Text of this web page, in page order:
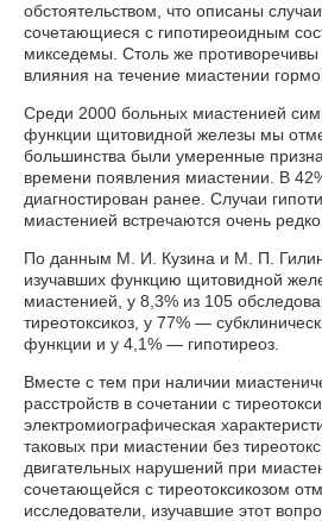
обстоятельством, что описаны
сочетающиеся с гипотиреоидным
микседемы. Столь же
влияния на течение миастении
Среди 2000 больных миастенией
функции щитовидной железы мы
большинства были умеренные
времени появления миастении. В
диагностирован ранее. Случаи
миастенией встречаются очень редко.
По данным М. И. Кузина и М. П.
изучавших функцию щитовидной
миастенией, у 8,3% из 105
тиреотоксикоз, у 77% —
функции и у 4,1% — гипотиреоз.
Вместе с тем при наличии
расстройств в сочетании с
электромиографическая
таковых при миастении без
двигательных нарушений при
сочетающейся с тиреотоксикозом
исследователи, изучавшие этот